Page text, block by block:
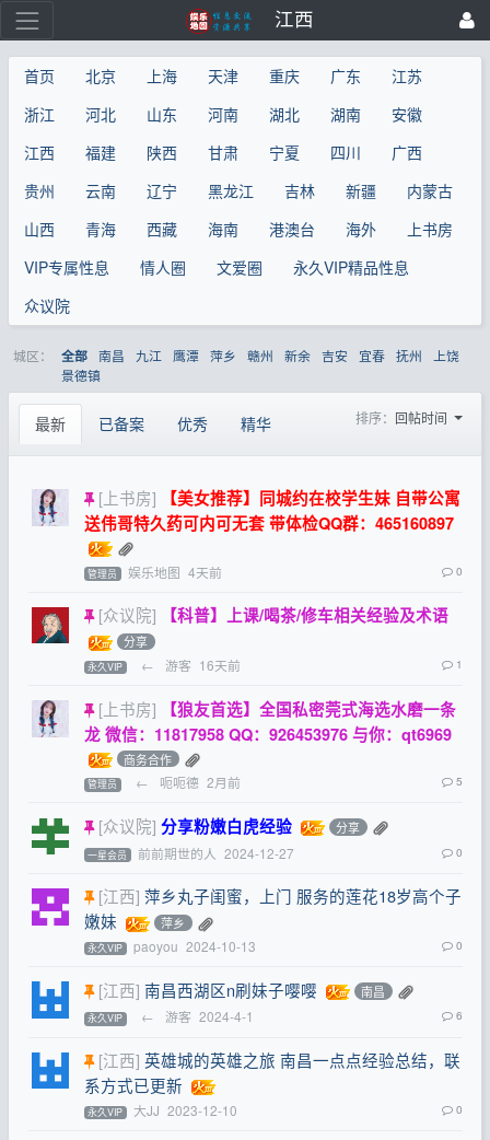
江西
首页 北京 上海 天津 重庆 广东
江苏
浙江
河北 山东 河南 湖北 湖南
安徽
江西
福建 陕西 甘肃 宁夏 四川
广西
贵州
云南 辽宁 黑龙江 吉林 新疆
内蒙古
山西
青海 西藏 海南 港澳台 海外
上书房
VIP专属性息
情人圈 文爱圈
永久VIP精品性息
众议院
城区： 全部 南昌 九江 鹰潭 萍乡 赣州 新余 吉安 宜春 抚州
上饶
景德镇
最新 已备案 优秀 精华 排序： 回帖时间
[上书房]
【美女推荐】同城约在校学生妹 自带公寓
送伟哥特久药可内可无套 带体检QQ群：465160897
管理员 娱乐地图 4天前 0
[众议院] 【科普】上课/喝茶/修车相关经验及术语
分享
永久VIP ← 游客 16天前 1
[上书房]
【狼友首选】全国私密莞式海选水磨一条
龙 微信：11817958 QQ：926453976 与你：qt6969
商务合作
管理员 ← 呃呃德 2月前 5
[众议院] 分享粉嫩白虎经验 分享
一星会员 前前期世的人 2024-12-27 0
[江西] 萍乡丸子闺蜜，上门 服务的莲花18岁高个子
嫩妹
萍乡
永久VIP paoyou 2024-10-13 0
[江西] 南昌西湖区n刷妹子嘤嘤 南昌
永久VIP ← 游客 2024-4-1 6
[江西] 英雄城的英雄之旅 南昌一点点经验总结，联
系方式已更新
永久VIP 大JJ 2023-12-10 0